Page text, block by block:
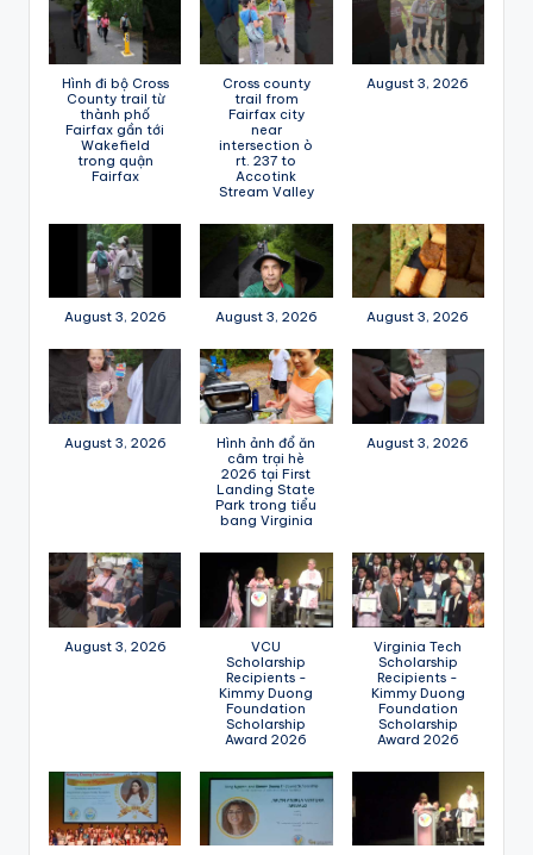
Hình đi bộ Cross
County trail từ
thành phố
Fairfax gần tới
Wakefield
trong quận
Fairfax
Cross county
trail from
Fairfax city
near
intersection ò
rt. 237 to
Accotink
Stream Valley
August 3, 2026
August 3, 2026 August 3, 2026 August 3, 2026
August 3, 2026
Hình ảnh đổ ăn
câm trại hè
2026 tại First
Landing State
Park trong tiểu
bang Virginia
August 3, 2026
August 3, 2026
VCU
Scholarship
Recipients -
Kimmy Duong
Foundation
Scholarship
Award 2026
Virginia Tech
Scholarship
Recipients -
Kimmy Duong
Foundation
Scholarship
Award 2026